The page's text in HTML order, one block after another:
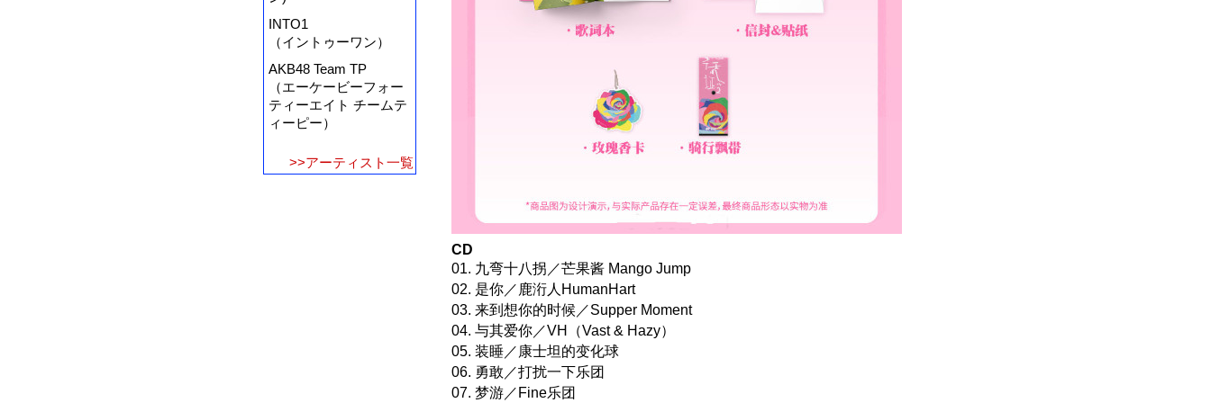
INTO1
（イントゥーワン）
AKB48 Team TP
（エーケービーフォー
ティーエイト チームテ
ィーピー）
>>アーティスト一覧
CD
01. 九弯十八拐／芒果酱 Mango Jump
02. 是你／鹿洐人HumanHart
03. 来到想你的时候／Supper Moment
04. 与其爱你／VH（Vast & Hazy）
05. 装睡／康士坦的变化球
06. 勇敢／打扰一下乐团
07. 梦游／Fine乐团